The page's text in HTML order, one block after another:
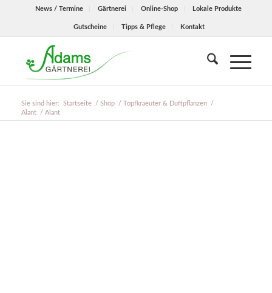
News / Termine Gärtnerei Online-Shop Lokale Produkte
Gutscheine Tipps & Pflege Kontakt
Sie sind hier: Startseite / Shop / Topfkraeuter & Duftpflanzen
/
Alant
/ Alant